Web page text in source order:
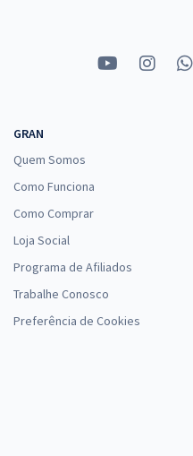
GRAN
Quem Somos
Como Funciona
Como Comprar
Loja Social
Programa de Afiliados
Trabalhe Conosco
Preferência de Cookies